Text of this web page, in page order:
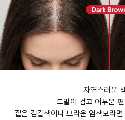
자연스러운
모발이 검고 어두운
짙은 검갈색이나 브라운 염색모라면